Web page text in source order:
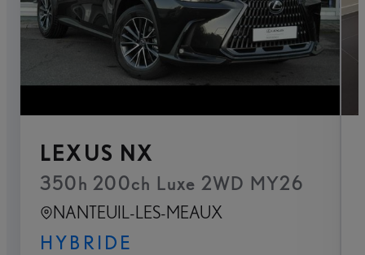
LEXUS NX
350h 200ch Luxe 2WD MY26
NANTEUIL-LES-MEAUX
HYBRIDE